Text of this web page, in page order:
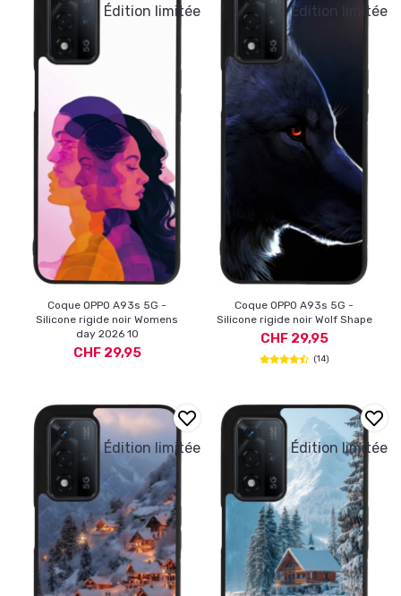
Coque OPPO A93s 5G -
Silicone rigide noir Womens
day 2026 10
CHF 29,95
Édition limitée
Coque OPPO A93s 5G -
Silicone rigide noir Wolf Shape
CHF 29,95
(14)
Édition limitée
Édition limitée Édition limitée